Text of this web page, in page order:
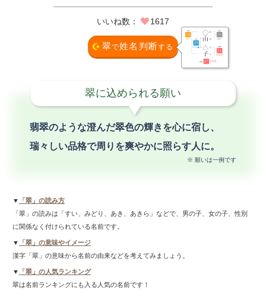
いいね数： 1617
翠で姓名判断する
翠に込められる願い
翡翠のような澄んだ翠色の輝きを心に宿し、
瑞々しい品格で周りを爽やかに照らす人に。
※ 願いは一例です
▼
「翠」の読み方
「翠」の読みは「すい、みどり、あき、あきら」などで、男の子、女の子、性別
に関係なく付けられている名前です。
▼
「翠」の意味やイメージ
漢字「翠」の意味から名前の由来などを考えてみましょう。
▼
「翠」の人気ランキング
翠は名前ランキングにも入る人気の名前です！